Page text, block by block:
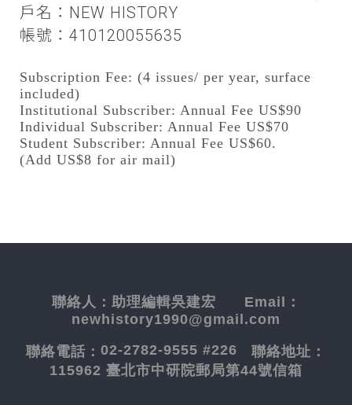
戶名：NEW HISTORY
帳號：410120055635
Subscription Fee: (4 issues/ per year, surface
included)
Institutional Subscriber: Annual Fee US$90
Individual Subscriber: Annual Fee US$70
Student Subscriber: Annual Fee US$60.
(Add US$8 for air mail)
聯絡人： 助理編輯吳建宏 Email：
newhistory1990@gmail.com
聯絡電話： 02-2782-9555 #226 聯絡地址：
115962 臺北市中研院郵局第44號信箱